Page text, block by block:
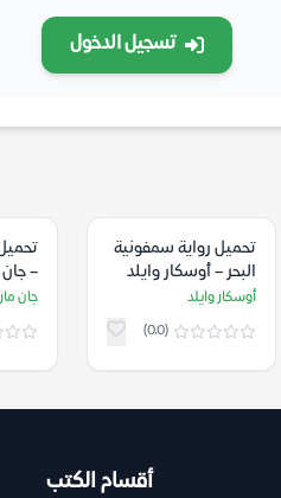
تسجيل الدخول
تحميل رواية سمفونية
البحر – أوسكار وايلد
أوسكار وايلد
(0.0)
–
جان
أقسام الكتب